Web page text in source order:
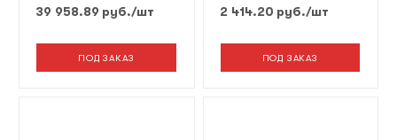
39 958.89 руб./шт
ПОД ЗАКАЗ
2 414.20 руб./шт
ПОД ЗАКАЗ